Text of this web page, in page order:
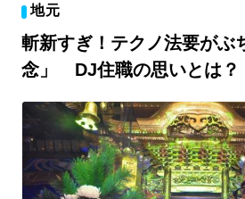
地元
斬新すぎ！テクノ法要がぶ
念」 DJ住職の思いとは？